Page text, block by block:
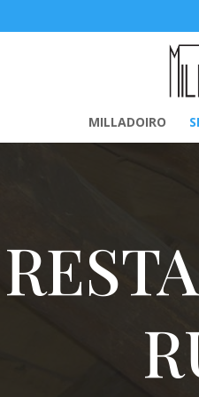
MILLADOIRO